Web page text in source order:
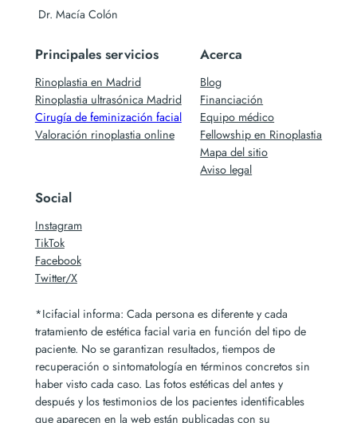
Dr. Macía Colón
Principales servicios
Rinoplastia en Madrid
Rinoplastia ultrasónica Madrid
Cirugía de feminización facial
Valoración rinoplastia online
Acerca
Blog
Financiación
Equipo médico
Fellowship en Rinoplastia
Mapa del sitio
Aviso legal
Social
Instagram
TikTok
Facebook
Twitter/X
*Icifacial informa: Cada persona es diferente y cada
tratamiento de estética facial varia en función del tipo de
paciente. No se garantizan resultados, tiempos de
recuperación o sintomatología en términos concretos sin
haber visto cada caso. Las fotos estéticas del antes y
después y los testimonios de los pacientes identificables
que aparecen en la web están publicadas con su